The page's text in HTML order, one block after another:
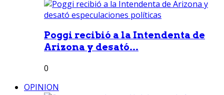
Poggi recibió a la Intendenta de
Arizona y desató...
0
OPINION